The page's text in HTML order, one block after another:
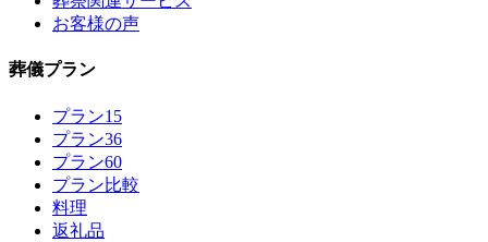
お客様の声
葬儀プラン
プラン15
プラン36
プラン60
プラン比較
料理
返礼品